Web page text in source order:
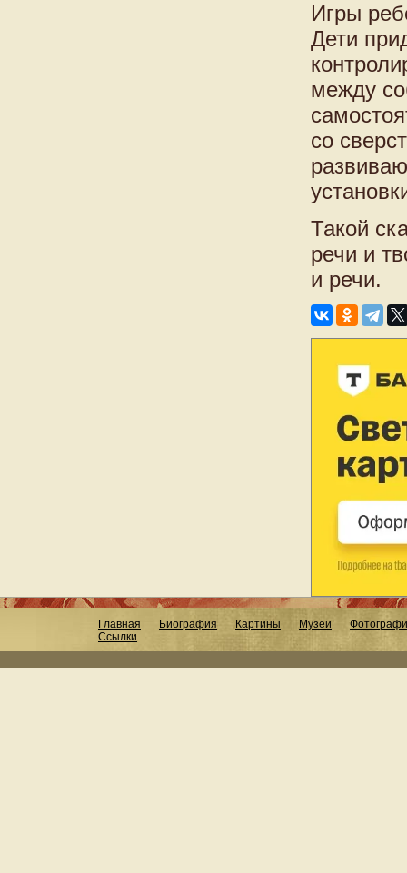
Игры
Дети
между
со
Такой
речи и
и речи.
Главная Биография Картины Музеи
Ссылки